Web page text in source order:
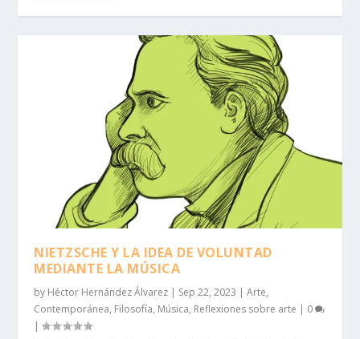
NIETZSCHE Y LA IDEA DE VOLUNTAD
MEDIANTE LA MÚSICA
by Héctor Hernández Álvarez | Sep 22, 2023 |Arte,
Contemporánea, Filosofía, Música, Reflexiones sobre arte | 0
|